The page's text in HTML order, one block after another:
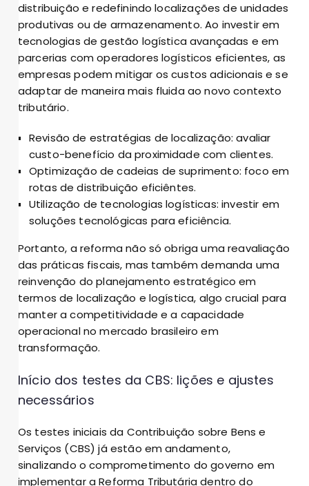
distribuição e redefinindo localizações de unidades
produtivas ou de armazenamento. Ao investir em
tecnologias de gestão logística avançadas e em
parcerias com operadores logísticos eficientes, as
empresas podem mitigar os custos adicionais e se
adaptar de maneira mais fluida ao novo contexto
tributário.
Revisão de estratégias de localização: avaliar
custo-benefício da proximidade com clientes.
Optimização de cadeias de suprimento: foco em
rotas de distribuição eficiêntes.
Utilização de tecnologias logísticas: investir em
soluções tecnológicas para eficiência.
Portanto, a reforma não só obriga uma reavaliação
das práticas fiscais, mas também demanda uma
reinvenção do planejamento estratégico em
termos de localização e logística, algo crucial para
manter a competitividade e a capacidade
operacional no mercado brasileiro em
transformação.
Início dos testes da CBS: lições e ajustes
necessários
Os testes iniciais da Contribuição sobre Bens e
Serviços (CBS) já estão em andamento,
sinalizando o comprometimento do governo em
implementar a Reforma Tributária dentro do